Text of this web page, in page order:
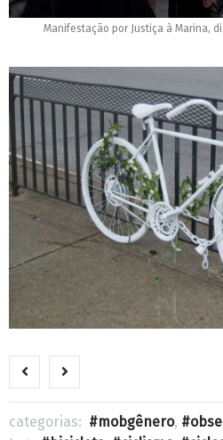
Manifestação por Justiça à Marina,
categorias: mobgênero,